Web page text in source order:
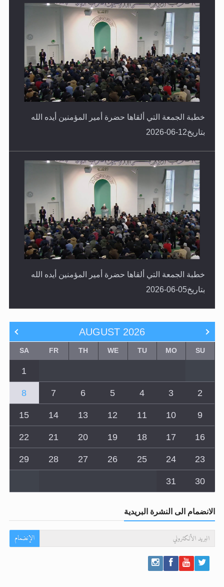
خطبة الجمعة التي ألقاها حضرة أمير المؤمنين أيده الله
خطبة الجمعة التي ألقاها حضرة أمير المؤمنين أيده الله
AUGUST 2026
TU
WE
TH
1
8
9
10
11
12
13
14
15
16
17
18
19
20
21
22
23
24
25
26
27
28
29
30
31
الانضمام الى النشرة البريدية